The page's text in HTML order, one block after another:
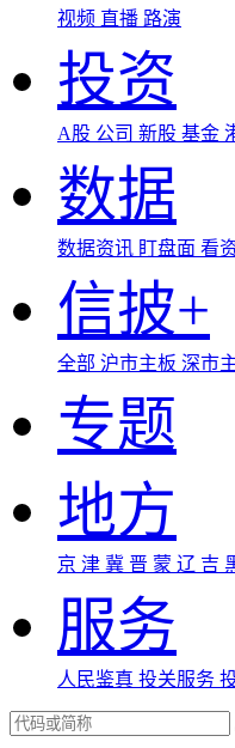
视频 直播 路演
投资
A股 公司 新股 基金
数据
数据资讯 盯盘面 看
信披+
全部 沪市主板 深市
专题
地方
京 津 冀 晋 蒙 辽 吉
服务
人民鉴真 投关服务